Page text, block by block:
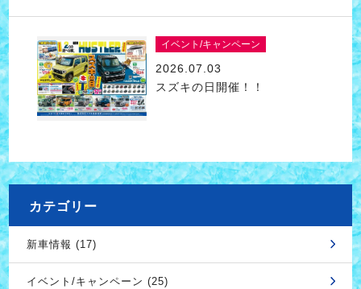
イベント/キャンペーン
2026.07.03
スズキの日開催！！
カテゴリー
新車情報 (17)
イベント/キャンペーン (25)